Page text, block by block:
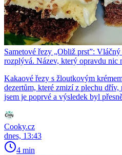
Sametové řezy „Obliž prst”:
rozplývá. Název, který opravdu nic
Kakaové řezy s žloutkovým
dezertům, které zmizí z plechu
jsem je poprvé a výsledek byl
Cooky.cz
dnes, 13:43
4 min